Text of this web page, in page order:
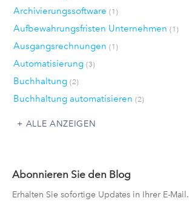
Archivierungssoftware (1)
Aufbewahrungsfristen Unternehmen (1)
Ausgangsrechnungen (1)
Automatisierung (3)
Buchhaltung (2)
Buchhaltung automatisieren (2)
ALLE ANZEIGEN
Abonnieren Sie den Blog
Erhalten Sie sofortige Updates in Ihrer E-Mail.